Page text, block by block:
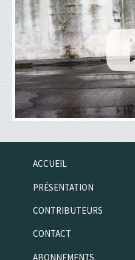
ACCUEIL
PRÉSENTATION
CONTRIBUTEURS
CONTACT
ABONNEMENTS